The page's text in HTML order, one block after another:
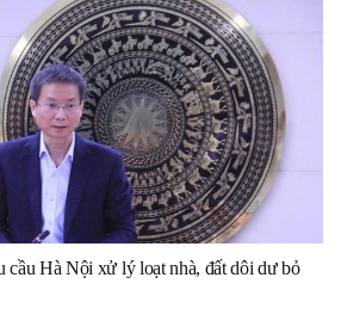
cầu Hà Nội xử lý loạt nhà, đất dôi dư bỏ